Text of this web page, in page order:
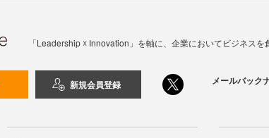
「Leadership ☓ Innovation」を軸に、企業においてビジネス
新規会員登録 メールバ